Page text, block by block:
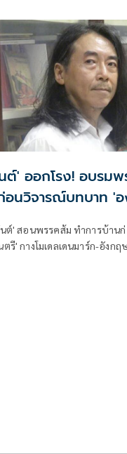
ธิปไตย: ความย้อนแย้งในการ
ต์' ออกโรง! อบรมพ
อนวิจารณ์บทบาท '
ต์' สอนพรรคส้ม ทำการบ้าน
รี' กางโมเดลเดนมาร์ก-อังกฤ